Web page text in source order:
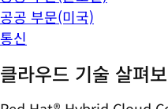
공공 부문(미국)
통신
클라우드 기술 살펴